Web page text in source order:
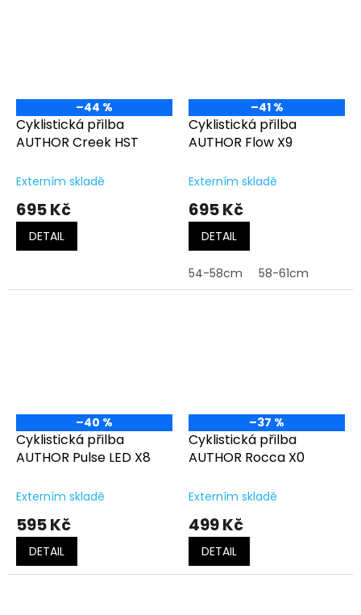
–44 %
Cyklistická přilba
AUTHOR Creek HST
Externím skladě
695 Kč
DETAIL
–41 %
Cyklistická přilba
AUTHOR Flow X9
Externím skladě
695 Kč
DETAIL
54-58cm 58-61cm
–40 %
Cyklistická přilba
AUTHOR Pulse LED X8
Externím skladě
595 Kč
DETAIL
–37 %
Cyklistická přilba
AUTHOR Rocca X0
Externím skladě
499 Kč
DETAIL